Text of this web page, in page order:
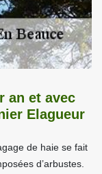
an et avec
Elagueur
de haie se fait
d’arbustes.